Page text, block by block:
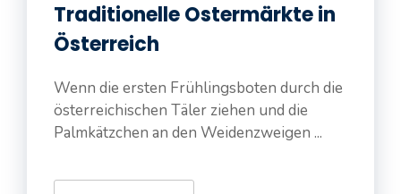
Traditionelle Ostermärkte in
Österreich
Wenn die ersten Frühlingsboten durch die
österreichischen Täler ziehen und die
Palmkätzchen an den Weidenzweigen ...